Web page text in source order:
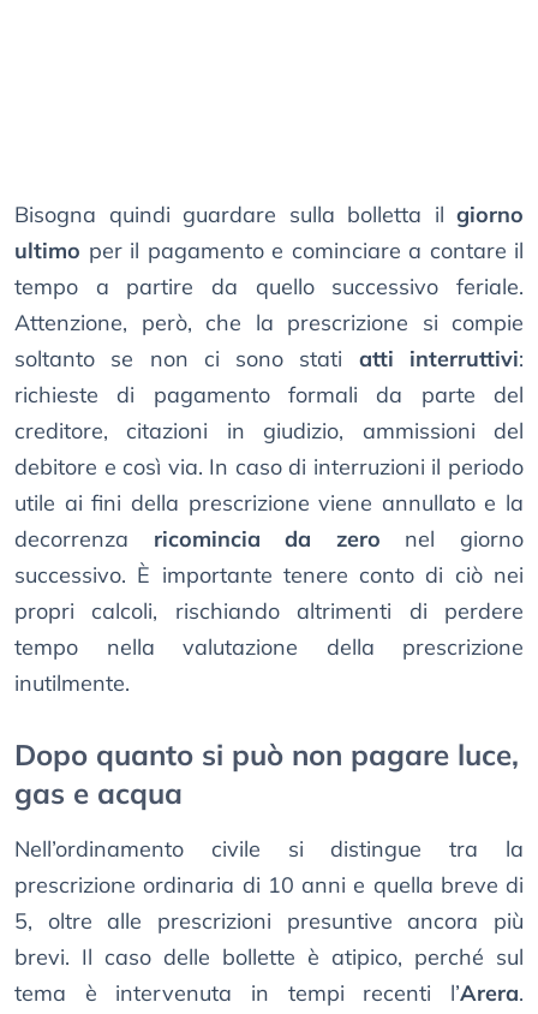
Bisogna quindi guardare sulla bolletta il giorno
ultimo per il pagamento e cominciare a contare il
tempo a partire da quello successivo feriale.
Attenzione, però, che la prescrizione si compie
soltanto se non ci sono stati atti interruttivi:
richieste di pagamento formali da parte del
creditore, citazioni in giudizio, ammissioni del
debitore e così via. In caso di interruzioni il periodo
utile ai fini della prescrizione viene annullato e la
decorrenza ricomincia da zero nel giorno
successivo. È importante tenere conto di ciò nei
propri calcoli, rischiando altrimenti di perdere
tempo nella valutazione della prescrizione
inutilmente.
Dopo quanto si può non pagare luce,
gas e acqua
Nell’ordinamento civile si distingue tra la
prescrizione ordinaria di 10 anni e quella breve di
5, oltre alle prescrizioni presuntive ancora più
brevi. Il caso delle bollette è atipico, perché sul
tema è intervenuta in tempi recenti l’Arera.